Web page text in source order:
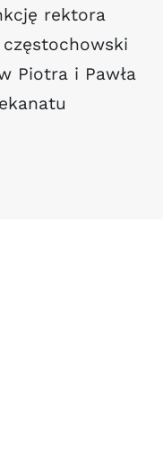
rektora
częstochowski
Piotra i Pawła